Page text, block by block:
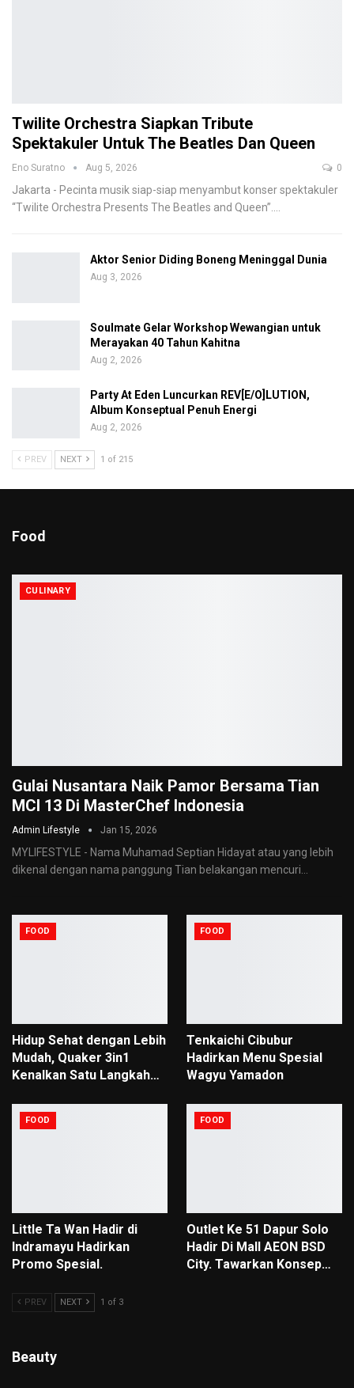
Twilite Orchestra Siapkan Tribute
Spektakuler Untuk The Beatles Dan Queen
Eno Suratno Aug 5, 2026 0
Jakarta - Pecinta musik siap-siap menyambut konser spektakuler
“Twilite Orchestra Presents The Beatles and Queen”.
Aktor Senior Diding Boneng Meninggal Dunia
Aug 3, 2026
Soulmate Gelar Workshop Wewangian untuk
Merayakan 40 Tahun Kahitna
Aug 2, 2026
Party At Eden Luncurkan REV[E/O]LUTION,
Album Konseptual Penuh Energi
Aug 2, 2026
PREV NEXT 1 of 215
Food
CULINARY
Gulai Nusantara Naik Pamor Bersama Tian
MCI 13 Di MasterChef Indonesia
Admin Lifestyle Jan 15, 2026
MYLIFESTYLE - Nama Muhamad Septian Hidayat atau yang lebih
dikenal dengan nama panggung Tian belakangan mencuri…
FOOD
Hidup Sehat dengan Lebih
Mudah, Quaker 3in1
Kenalkan Satu Langkah…
FOOD
Tenkaichi Cibubur
Hadirkan Menu Spesial
Wagyu Yamadon
FOOD
Little Ta Wan Hadir di
Indramayu Hadirkan
Promo Spesial.
FOOD
Outlet Ke 51 Dapur Solo
Hadir Di Mall AEON BSD
City. Tawarkan Konsep…
PREV NEXT 1 of 3
Beauty